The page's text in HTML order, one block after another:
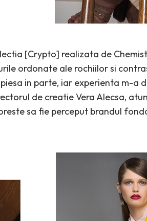
[Crypto] realizata de
ordonate ale rochiilor si
in parte, iar experienta m-a
de creatie Vera Alecsa,
sa fie perceput brandul